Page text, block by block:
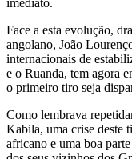
imediato.
Face a esta evolução,
angolano, João
internacionais de
e o Ruanda, tem agora
o primeiro tiro seja
Como lembrava
Kabila, uma crise deste
africano e uma boa